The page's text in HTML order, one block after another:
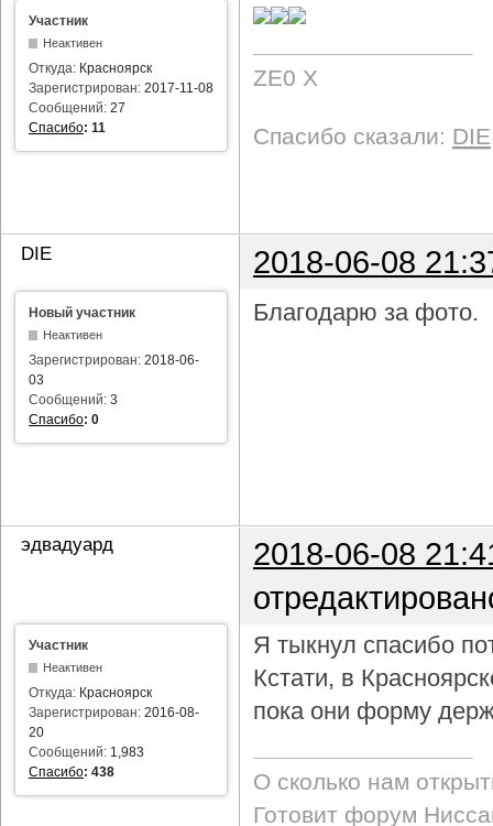
Участник
Неактивен
Откуда: Красноярск
Зарегистрирован: 2017-11-08
Сообщений: 27
Спасибо: 11
ZE0 X
Спасибо сказали: DIE
DIE 2018-06-08
Новый участник
Неактивен
Зарегистрирован: 2018-06-
03
Сообщений: 3
Спасибо: 0
Благодарю за фото.
эдвадуард
2018-06-08
Участник
Неактивен
Откуда: Красноярск
Зарегистрирован: 2016-08-
20
Сообщений: 1,983
Спасибо: 438
Я тыкнул спасибо
Кстати, в
пока они форму
О сколько нам
Готовит форум